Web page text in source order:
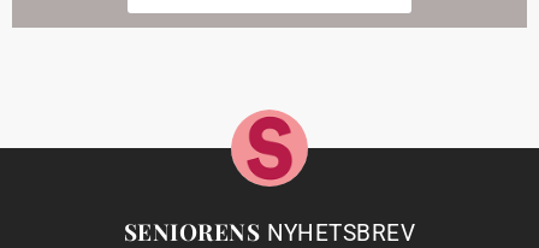
SENIORENS NYHETSBREV